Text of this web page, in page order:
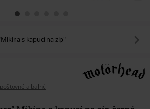
s kapucí na zip"
a balné